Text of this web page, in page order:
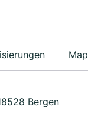
Map
Bergen